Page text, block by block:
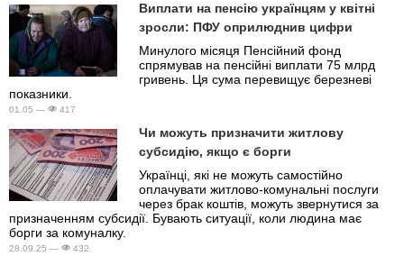
Виплати на пенсію українцям у квітні
зросли: ПФУ оприлюднив цифри
Минулого місяця Пенсійний фонд
спрямував на пенсійні виплати 75 млрд
гривень. Ця сума перевищує березневі
показники.
01.05 — 417
Чи можуть призначити житлову
субсидію, якщо є борги
Українці, які не можуть самостійно
оплачувати житлово-комунальні послуги
через брак коштів, можуть звернутися за
призначенням субсидії. Бувають ситуації, коли людина має
борги за комуналку.
28.09.25 — 432